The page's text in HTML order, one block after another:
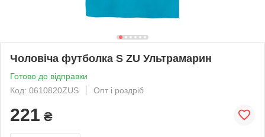
Чоловіча футболка S ZU Ультрамарин
Готово до відправки
Код: 0610820ZUS
Опт і роздріб
221 ₴